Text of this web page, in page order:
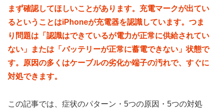
まず確認してほしいことがあります。充電マークが出てい
るということはiPhoneが充電器を認識しています。つま
り問題は「認識はできているが電力が正常に供給されてい
ない」または「バッテリーが正常に蓄電できない」状態で
す。原因の多くはケーブルの劣化か端子の汚れで、すぐに
対処できます。
この記事では、症状のパターン・5つの原因・5つの対処